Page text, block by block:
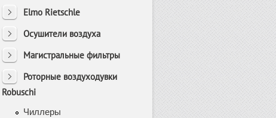
Elmo Rietschle
Осушители воздуха
Магистральные фильтры
Роторные воздуходувки
Robuschi
Чиллеры